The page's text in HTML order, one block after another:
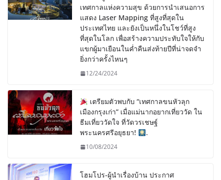
เทศกาลแห่งความสุข ด้วยการนำเสนอการ
แสดง Laser Mapping ที่สูงที่สุดใน
ประเทศไทย และยังเป็นหนึ่งในโชว์ที่สูง
ที่สุดในโลก เพื่อสร้างความประทับใจให้กับ
แขกผู้มาเยือนในค่ำคืนส่งท้ายปีที่น่าจดจำ
ยิ่งกว่าครั้งไหนๆ
12/24/2024
เตรียมตัวพบกับ “เทศกาลขนหัวลุก
เมืองกรุงเก่า” เมื่อแม่นากอยากเที่ยววัด ใน
ธีมเที่ยววัดใจ ที่วัดวรเชษฐ์
พระนครศรีอยุธยา!
.
10/08/2024
โฮมโปร-ผู้นำเรื่องบ้าน ประกาศ